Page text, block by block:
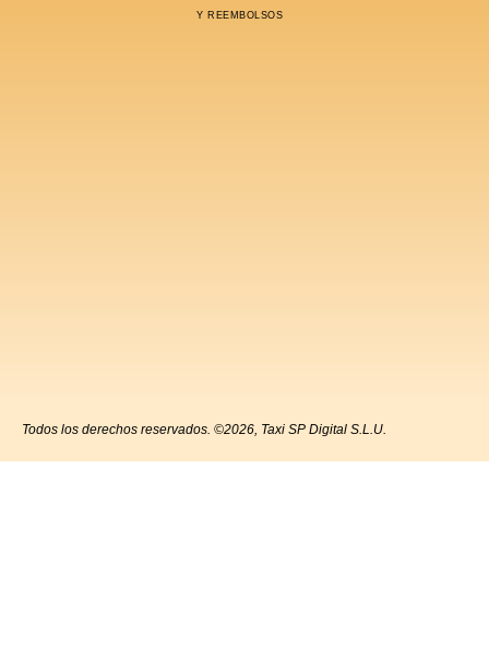
Y REEMBOLSOS
Todos los derechos reservados. ©2026, Taxi SP Digital S.L.U.